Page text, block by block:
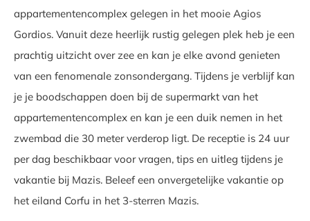
appartementencomplex gelegen in het mooie Agios
Gordios. Vanuit deze heerlijk rustig gelegen plek heb je een
prachtig uitzicht over zee en kan je elke avond genieten
van een fenomenale zonsondergang. Tijdens je verblijf kan
je je boodschappen doen bij de supermarkt van het
appartementencomplex en kan je een duik nemen in het
zwembad die 30 meter verderop ligt. De receptie is 24 uur
per dag beschikbaar voor vragen, tips en uitleg tijdens je
vakantie bij Mazis. Beleef een onvergetelijke vakantie op
het eiland Corfu in het 3-sterren Mazis.